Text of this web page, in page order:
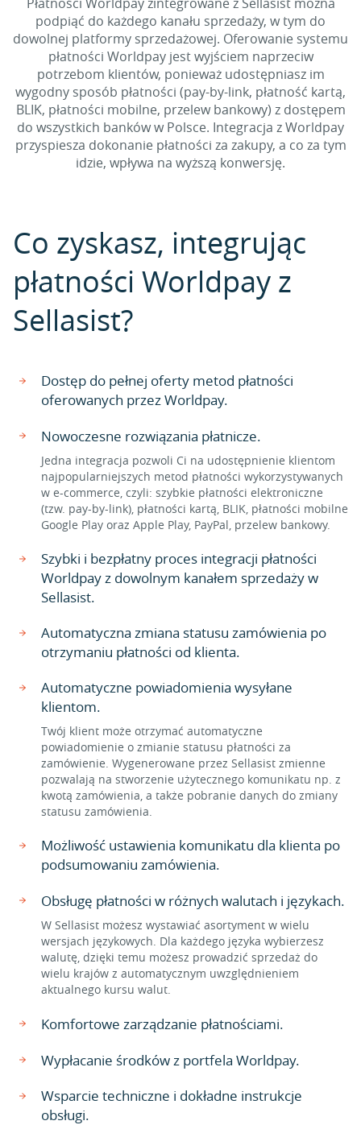
podpiąć do każdego kanału sprzedaży, w tym do
dowolnej platformy sprzedażowej. Oferowanie systemu
płatności Worldpay jest wyjściem naprzeciw
potrzebom klientów, ponieważ udostępniasz im
wygodny sposób płatności (pay-by-link, płatność kartą,
BLIK, płatności mobilne, przelew bankowy) z dostępem
do wszystkich banków w Polsce. Integracja z Worldpay
przyspiesza dokonanie płatności za zakupy, a co za tym
idzie, wpływa na wyższą konwersję.
Co zyskasz, integrując
płatności Worldpay z
Sellasist?
Dostęp do pełnej oferty metod płatności
oferowanych przez Worldpay.
Nowoczesne rozwiązania płatnicze.
Jedna integracja pozwoli Ci na udostępnienie klientom
najpopularniejszych metod płatności wykorzystywanych
w e-commerce, czyli: szybkie płatności elektroniczne
(tzw. pay-by-link), płatności kartą, BLIK, płatności mobilne
Google Play oraz Apple Play, PayPal, przelew bankowy.
Szybki i bezpłatny proces integracji płatności
Worldpay z dowolnym kanałem sprzedaży w
Sellasist.
Automatyczna zmiana statusu zamówienia po
otrzymaniu płatności od klienta.
Automatyczne powiadomienia wysyłane
klientom.
Twój klient może otrzymać automatyczne
powiadomienie o zmianie statusu płatności za
zamówienie. Wygenerowane przez Sellasist zmienne
pozwalają na stworzenie użytecznego komunikatu np. z
kwotą zamówienia, a także pobranie danych do zmiany
statusu zamówienia.
Możliwość ustawienia komunikatu dla klienta po
podsumowaniu zamówienia.
Obsługę płatności w różnych walutach i językach.
W Sellasist możesz wystawiać asortyment w wielu
wersjach językowych. Dla każdego języka wybierzesz
walutę, dzięki temu możesz prowadzić sprzedaż do
wielu krajów z automatycznym uwzględnieniem
aktualnego kursu walut.
Komfortowe zarządzanie płatnościami.
Wypłacanie środków z portfela Worldpay.
Wsparcie techniczne i dokładne instrukcje
obsługi.